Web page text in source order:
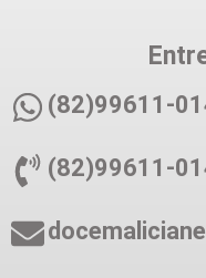
(82)99611-
(82)99611-